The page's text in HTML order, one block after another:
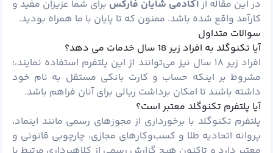
در این مقاله ازآکادمی شایان فارکس برای شما عزیزان مفید و
کارآمد واقع شده باشد. ممنون که تا پایان با ما همراه بودید.
سوالات متداول
آیا تکنوگلد به افراد زیر 18 سال خدمات می ‌دهد؟
افراد زیر ۱۸ سال نیز می‌توانند از این پلتفرم استفاده نمایند،؛
مشروط بر اینکه حساب و کارت بانکی مستقل به نام خود
داشته باشند تا امکان برداشت ریالی برای آنان فراهم باشد.
آیا پلتفرم تکنوگلد معتبر است؟
پلتفرم تکنوگلد با برخورداری از مجوزهای رسمی مانند اینماد،
پروانه اتحادیه طلا و کسب‌وکارهای مجازی، چارچوبی قانونی و